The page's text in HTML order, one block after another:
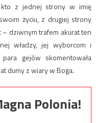
kto z jednej strony w imię
życiu, z drugiej strony
dziwnym trafem akurat ten
władzy, jej wyborcom i
gejów skomentowała
dumy z wiary w Boga.
Polonia!